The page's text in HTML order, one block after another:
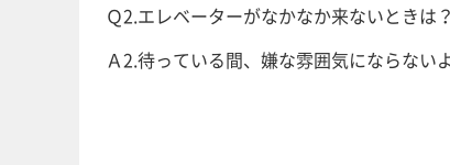
Ｑ2.エレベーターがなかなか来ないときは？
Ａ2.待っている間、嫌な雰囲気にならな